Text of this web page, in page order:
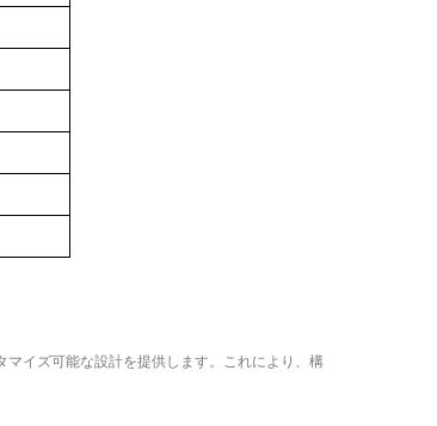
イズ可能な設計を提供します。これにより、構